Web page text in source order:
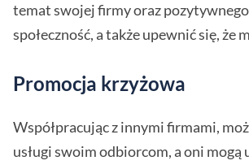
temat swojej firmy oraz
społeczność, a także upewnić się, że
Promocja krzyżowa
Współpracując z innymi firmami,
usługi swoim odbiorcom, a oni